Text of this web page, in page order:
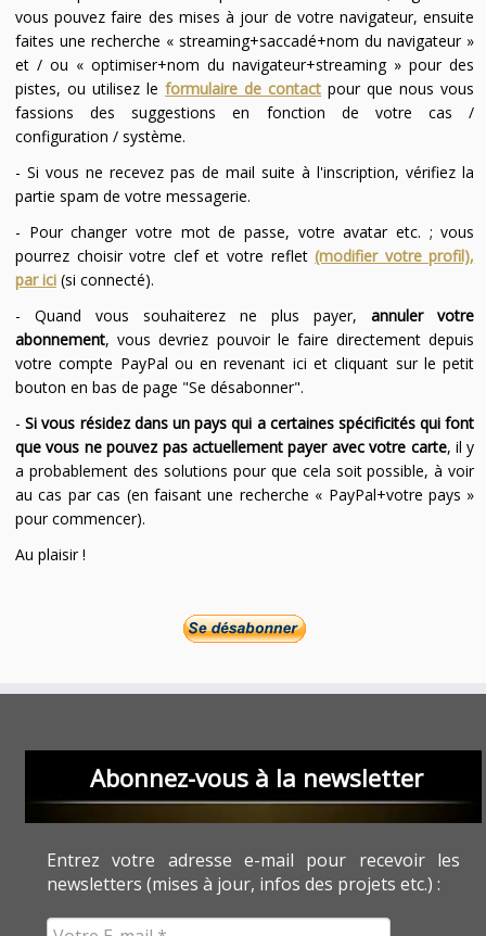
vous pouvez faire des mises à jour de votre navigateur, ensuite
faites une recherche « streaming+saccadé+nom du navigateur »
et / ou « optimiser+nom du navigateur+streaming » pour des
pistes, ou utilisez leformulaire de contact pour que nous vous
fassions des suggestions en fonction de votre cas /
configuration / système.
- Si vous ne recevez pas de mail suite à l'inscription, vérifiez la
partie spam de votre messagerie.
- Pour changer votre mot de passe, votre avatar etc. ; vous
pourrez choisir votre clef et votre reflet(modifier votre profil),
par ici(si connecté).
- Quand vous souhaiterez ne plus payer,annuler votre
abonnement, vous devriez pouvoir le faire directement depuis
votre compte PayPal ou en revenant ici et cliquant sur le petit
bouton en bas de page "Se désabonner".
-Si vous résidez dans un pays qui a certaines spécificités qui font
que vous ne pouvez pas actuellement payer avec votre carte, il y
a probablement des solutions pour que cela soit possible, à voir
au cas par cas (en faisant une recherche « PayPal+votre pays »
pour commencer).
Au plaisir !
Abonnez-vous à la newsletter
Entrez votre adresse e-mail pour recevoir les
newsletters (mises à jour, infos des projets etc.) :